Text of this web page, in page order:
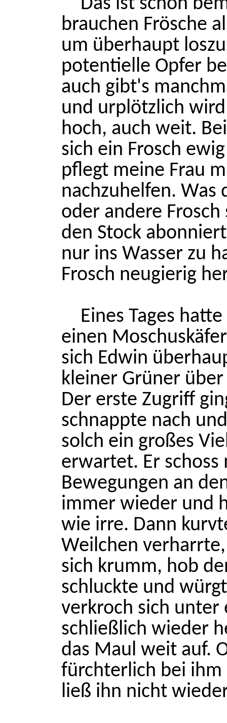
Das ist schon
brauchen Frösche
um überhaupt
potentielle Opfer
auch gibt's
und urplötzlich
hoch, auch weit.
sich ein Frosch
pflegt meine Frau
nachzuhelfen. Was
oder andere
den Stock
nur ins Wasser zu
Frosch neugierig
Eines Tages
einen
sich Edwin
kleiner Grüner
Der erste Zugriff
schnappte nach
solch ein großes
erwartet. Er
Bewegungen an
immer wieder und
wie irre. Dann
Weilchen
sich krumm, hob
schluckte und
verkroch sich unter
schließlich wieder
das Maul weit auf.
fürchterlich bei ihm
ließ ihn nicht